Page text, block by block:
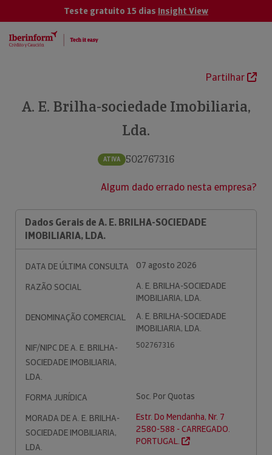
Teste gratuito 15 dias Insight View
Partilhar
A. E. Brilha-sociedade Imobiliaria,
Lda.
ATIVA 502767316
Algum dado errado nesta empresa?
Dados Gerais de A. E. BRILHA-SOCIEDADE
IMOBILIARIA, LDA.
DATA DE ÚLTIMA CONSULTA
07 agosto 2026
RAZÃO SOCIAL
A. E. BRILHA-SOCIEDADE
IMOBILIARIA, LDA.
DENOMINAÇÃO COMERCIAL
A. E. BRILHA-SOCIEDADE
IMOBILIARIA, LDA.
NIF/NIPC DE A. E. BRILHA-
SOCIEDADE IMOBILIARIA,
LDA.
502767316
FORMA JURÍDICA
Soc. Por Quotas
MORADA DE A. E. BRILHA-
SOCIEDADE IMOBILIARIA,
LDA.
Estr. Do Mendanha, Nr. 7
2580-588 - CARREGADO.
PORTUGAL.